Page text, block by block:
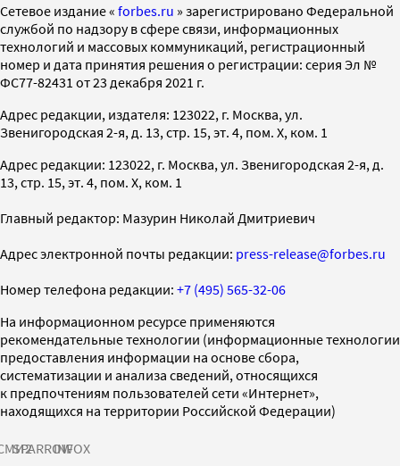
Cетевое издание « forbes.ru » зарегистрировано Федеральной
службой по надзору в сфере связи, информационных
технологий и массовых коммуникаций, регистрационный
номер и дата принятия решения о регистрации: серия Эл №
ФС77-82431 от 23 декабря 2021 г.
Адрес редакции, издателя: 123022, г. Москва, ул.
Звенигородская 2-я, д. 13, стр. 15, эт. 4, пом. X, ком. 1
Адрес редакции: 123022, г. Москва, ул. Звенигородская 2-я, д.
13, стр. 15, эт. 4, пом. X, ком. 1
Главный редактор: Мазурин Николай Дмитриевич
Адрес электронной почты редакции: press-release@forbes.ru
Номер телефона редакции: +7 (495) 565-32-06
На информационном ресурсе применяются
рекомендательные технологии (информационные технологии
предоставления информации на основе сбора,
систематизации и анализа сведений, относящихся
к предпочтениям пользователей сети «Интернет»,
находящихся на территории Российской Федерации)
SPARROWINFOX